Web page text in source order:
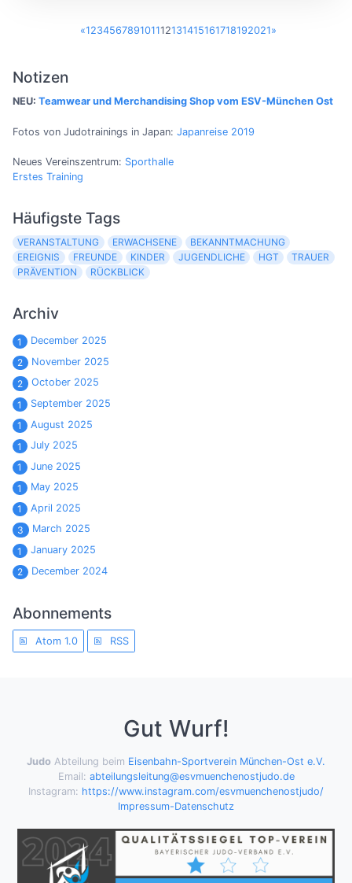
«123456789101112131415161718192021»
Notizen
NEU: Teamwear und Merchandising Shop vom ESV-München Ost
Fotos von Judotrainings in Japan: Japanreise 2019
Neues Vereinszentrum: Sporthalle
Erstes Training
Häufigste Tags
VERANSTALTUNG ERWACHSENE
BEKANNTMACHUNG
EREIGNIS
FREUNDE KINDER JUGENDLICHE HGT
TRAUER
PRÄVENTION
RÜCKBLICK
Archiv
1
December 2025
2
November 2025
2
October 2025
1
September 2025
1
August 2025
1
July 2025
1
June 2025
1
May 2025
1
April 2025
3
March 2025
1
January 2025
2
December 2024
Abonnements
Atom 1.0 RSS
Gut Wurf!
Judo Abteilung beim Eisenbahn-Sportverein München-Ost e.V.
Email: abteilungsleitung@esvmuenchenostjudo.de
Instagram: https://www.instagram.com/esvmuenchenostjudo/
Impressum-Datenschutz